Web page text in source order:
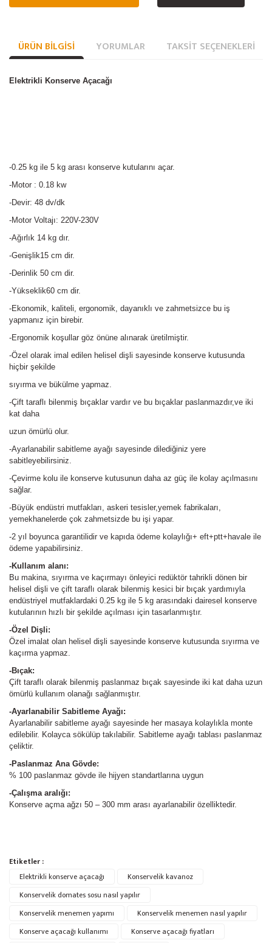
ÜRÜN BILGISI YORUMLAR TAKSIT SEÇENEKLERI
Elektrikli Konserve Açacağı
-0.25 kg ile 5 kg arası konserve kutularını açar.
-Motor : 0.18 kw
-Devir: 48 dv/dk
-Motor Voltajı: 220V-230V
-Ağırlık 14 kg dır.
-Genişlik15 cm dir.
-Derinlik 50 cm dir.
-Yükseklik60 cm dir.
-Ekonomik, kaliteli, ergonomik, dayanıklı ve zahmetsizce bu iş
yapmanız için birebir.
-Ergonomik koşullar göz önüne alınarak üretilmiştir.
-Özel olarak imal edilen helisel dişli sayesinde konserve kutusunda
hiçbir şekilde
sıyırma ve bükülme yapmaz.
-Çift taraflı bilenmiş bıçaklar vardır ve bu bıçaklar paslanmazdır,ve iki
kat daha
uzun ömürlü olur.
-Ayarlanabilir sabitleme ayağı sayesinde dilediğiniz yere
sabitleyebilirsiniz.
-Çevirme kolu ile konserve kutusunun daha az güç ile kolay açılmasını
sağlar.
-Büyük endüstri mutfakları, askeri tesisler,yemek fabrikaları,
yemekhanelerde çok zahmetsizde bu işi yapar.
-2 yıl boyunca garantilidir ve kapıda ödeme kolaylığı+ eft+ptt+havale ile
ödeme yapabilirsiniz.
-Kullanım alanı:
Bu makina, sıyırma ve kaçırmayı önleyici redüktör tahrikli dönen bir
helisel dişli ve çift taraflı olarak bilenmiş kesici bir bıçak yardımıyla
endüstriyel mutfaklardaki 0.25 kg ile 5 kg arasındaki dairesel konserve
kutularının hızlı bir şekilde açılması için tasarlanmıştır.
-Özel Dişli:
Özel imalat olan helisel dişli sayesinde konserve kutusunda sıyırma ve
kaçırma yapmaz.
-Bıçak:
Çift taraflı olarak bilenmiş paslanmaz bıçak sayesinde iki kat daha uzun
ömürlü kullanım olanağı sağlanmıştır.
-Ayarlanabilir Sabitleme Ayağı:
Ayarlanabilir sabitleme ayağı sayesinde her masaya kolaylıkla monte
edilebilir. Kolayca sökülüp takılabilir. Sabitleme ayağı tablası paslanmaz
çeliktir.
-Paslanmaz Ana Gövde:
% 100 paslanmaz gövde ile hijyen standartlarına uygun
-Çalışma aralığı:
Konserve açma ağzı 50 – 300 mm arası ayarlanabilir özelliktedir.
Bu ürüne ilk yorumu siz yapın!
Yorum Yaz
Ürün hakkında henüz soru sorulmamış.
Soru Sor
Bu ürünün fiyat bilgisi, resim, ürün açıklamalarında ve diğer konularda
yetersiz gördüğünüz noktaları öneri formunu kullanarak tarafımıza
iletebilirsiniz.
Görüş ve önerileriniz için teşekkür ederiz.
Etiketler :
Elektrikli konserve açacağı
Konservelik kavanoz
Konservelik domates sosu nasıl yapılır
Konservelik menemen yapımı
Konservelik menemen nasıl yapılır
Konserve açacağı kullanımı
Konserve açacağı fiyatları